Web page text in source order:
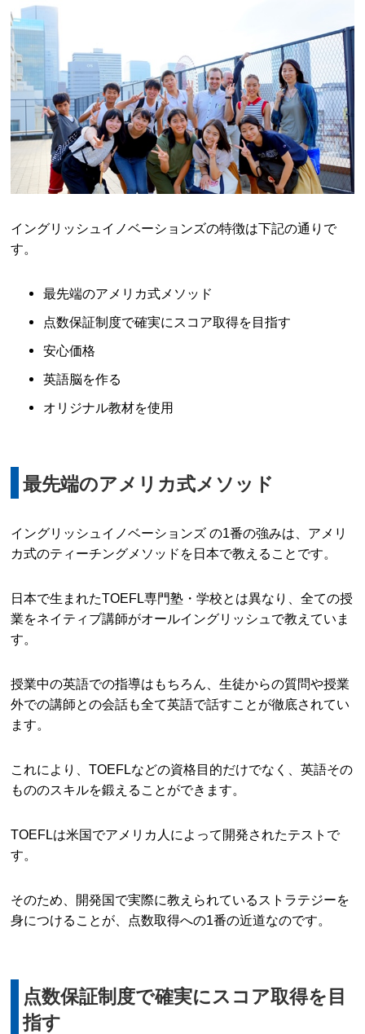
イングリッシュイノベーションズの特徴は下記の通りで
す。
最先端のアメリカ式メソッド
点数保証制度で確実にスコア取得を目指す
安心価格
英語脳を作る
オリジナル教材を使用
最先端のアメリカ式メソッド
イングリッシュイノベーションズ の1番の強みは、アメリ
カ式のティーチングメソッドを日本で教えることです。
日本で生まれたTOEFL専門塾・学校とは異なり、全ての授
業をネイティブ講師がオールイングリッシュで教えていま
す。
授業中の英語での指導はもちろん、生徒からの質問や授業
外での講師との会話も全て英語で話すことが徹底されてい
ます。
これにより、TOEFLなどの資格目的だけでなく、英語その
もののスキルを鍛えることができます。
TOEFLは米国でアメリカ人によって開発されたテストで
す。
そのため、開発国で実際に教えられているストラテジーを
身につけることが、点数取得への1番の近道なのです。
点数保証制度で確実にスコア取得を目
指す